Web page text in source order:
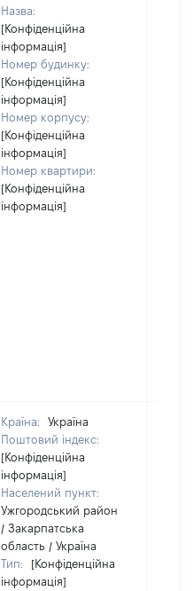
Назва:
[Конфіденційна
інформація]
Номер будинку:
[Конфіденційна
інформація]
Номер корпусу:
[Конфіденційна
інформація]
Номер квартири:
[Конфіденційна
інформація]
Країна:
Україна
Поштовий індекс:
[Конфіденційна
інформація]
Населений пункт:
Ужгородський район
/ Закарпатська
область / Україна
Тип:
[Конфіденційна
інформація]